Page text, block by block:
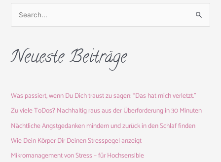
u
h
n
a
c
h
Neueste Beiträge
Was passiert, wenn Du Dich traust zu sagen: “Das hat mich verletzt.”
Zu viele ToDos? Nachhaltig raus aus der Überforderung in 30 Minuten
Nächtliche Angstgedanken mindern und zurück in den Schlaf finden
Wie Dein Körper Dir Deinen Stresspegel anzeigt
Mikromanagement von Stress – für Hochsensible